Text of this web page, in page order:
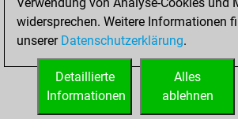
STARTSEITE
widersprechen. Weitere Informationen
unserer Datenschutzerklärung.
Alles
ablehnen
Detaillierte
Informationen